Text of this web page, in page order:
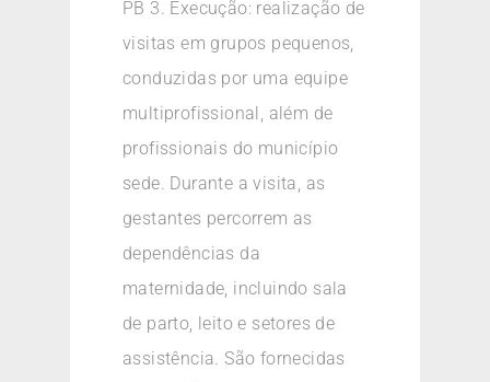
PB 3. Execução: realização de
visitas em grupos pequenos,
conduzidas por uma equipe
multiprofissional, além de
profissionais do município
sede. Durante a visita, as
gestantes percorrem as
dependências da
maternidade, incluindo sala
de parto, leito e setores de
assistência. São fornecidas